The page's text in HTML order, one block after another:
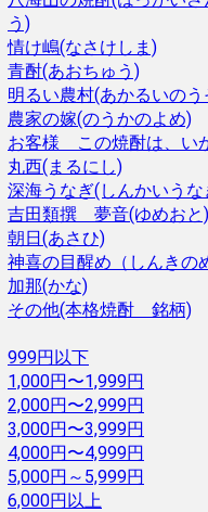
う)
情け嶋(なさけしま)
青酎(あおちゅう)
明るい農村(あかるいのう
農家の嫁(のうかのよめ)
お客様 この焼酎は、い
丸西(まるにし)
深海うなぎ(しんかいうな
吉田類撰 夢音(ゆめおと)
朝日(あさひ)
神喜の目醒め（しんきの
加那(かな)
その他(本格焼酎 銘柄)
999円以下
1,000円〜1,999円
2,000円〜2,999円
3,000円〜3,999円
4,000円〜4,999円
5,000円～5,999円
6,000円以上